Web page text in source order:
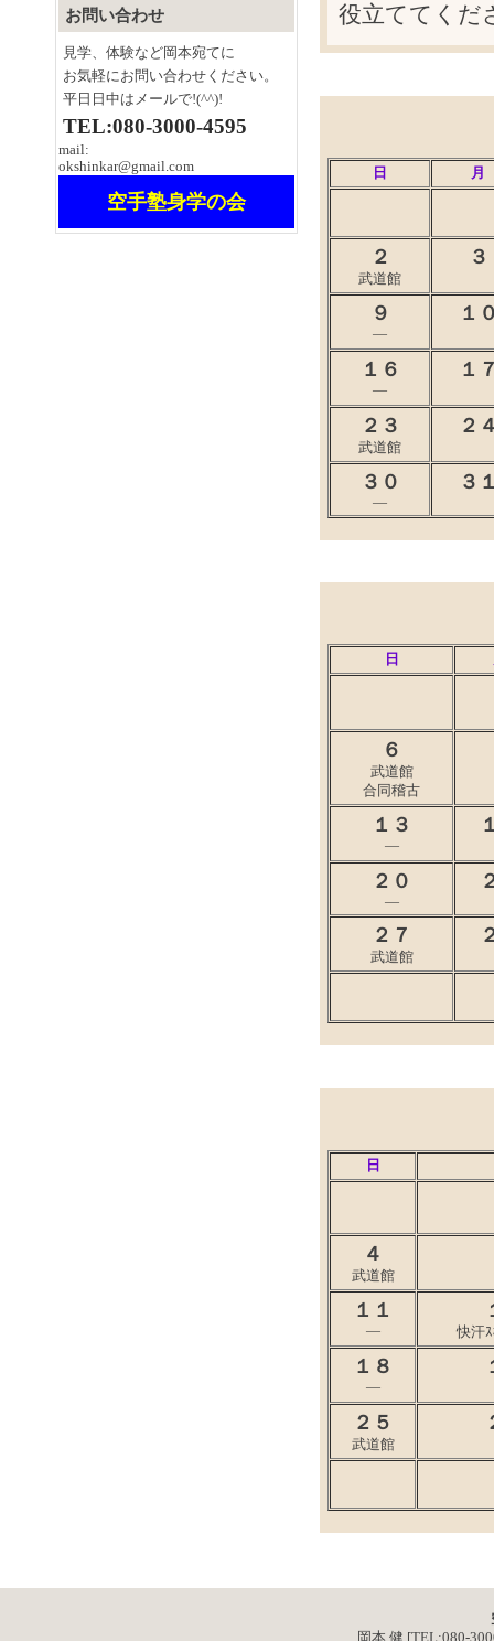
役立ててくだ
日 月
２
武道館
３
９
―
１
１６
―
１
２３
武道館
２
３０
―
３
日
６
武道館
合同稽古
１３
―
２０
―
２７
武道館
日
４
武道館
１１
― 快汗
１８
―
２５
武道館
お問い合わせ
見学、体験など岡本宛てに
お気軽にお問い合わせください。
平日日中はメールで!(^^)!
TEL:080-3000-4595
mail:
okshinkar@gmail.com
空手塾身学の会
岡本 健 [TEL:080-